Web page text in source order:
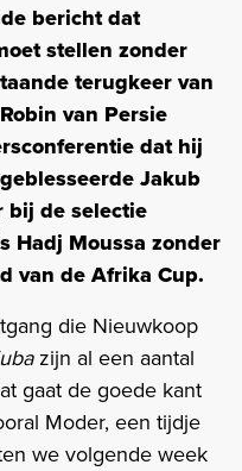
bericht dat
stellen zonder
terugkeer van
van Persie
dat hij
Jakub
bij de selectie
Hadj Moussa zonder
van de Afrika Cup.
die Nieuwkoop
zijn al een aantal
gaat de goede kant
Moder, een tijdje
we volgende week